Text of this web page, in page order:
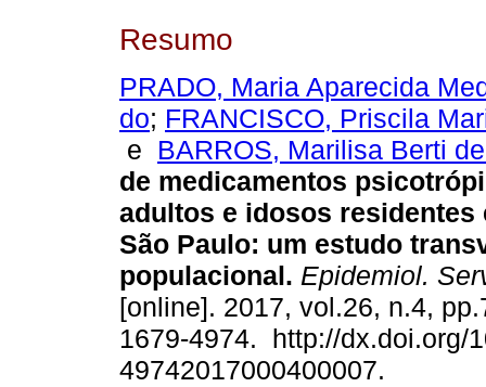
Resumo
PRADO, Maria Aparecida
do; FRANCISCO, Priscila
e BARROS, Marilisa Berti
de medicamentos
adultos e idosos residentes
São Paulo: um estudo
populacional. Epidemiol.
[online]. 2017, vol.26, n.4,
1679-4974. http://dx.doi.org/
49742017000400007.